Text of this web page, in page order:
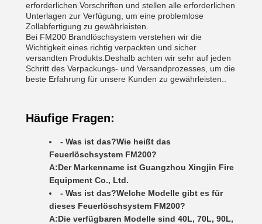
erforderlichen Vorschriften und stellen alle erforderlichen
Unterlagen zur Verfügung, um eine problemlose
Zollabfertigung zu gewährleisten.
Bei FM200 Brandlöschsystem verstehen wir die
Wichtigkeit eines richtig verpackten und sicher
versandten Produkts.Deshalb achten wir sehr auf jeden
Schritt des Verpackungs- und Versandprozesses, um die
beste Erfahrung für unsere Kunden zu gewährleisten..
Häufige Fragen:
- Was ist das?Wie heißt das
Feuerlöschsystem FM200?
A:Der Markenname ist Guangzhou Xingjin Fire
Equipment Co., Ltd.
- Was ist das?Welche Modelle gibt es für
dieses Feuerlöschsystem FM200?
A:Die verfügbaren Modelle sind 40L, 70L, 90L,